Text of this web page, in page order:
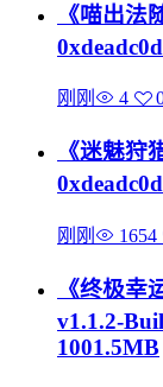
《喵出法
刚刚 4
《迷魅
刚刚 1654
《终极幸
v1.1.2-
1001.5MB